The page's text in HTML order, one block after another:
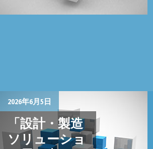
2026年6月5日
「設計・製造
ソリューショ